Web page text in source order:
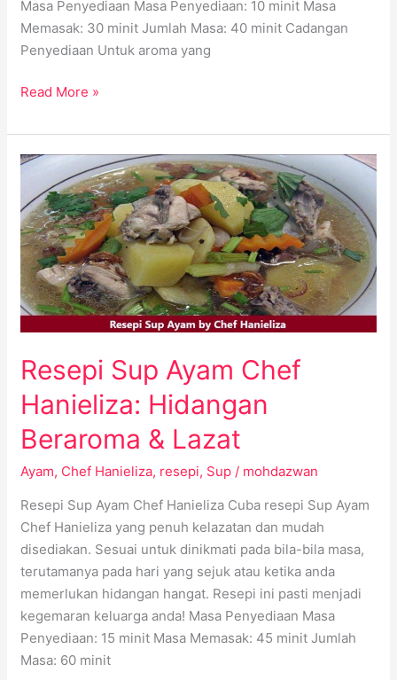
Masa Penyediaan Masa Penyediaan: 10 minit Masa
Memasak: 30 minit Jumlah Masa: 40 minit Cadangan
Penyediaan Untuk aroma yang
Read More »
Resepi Sup Ayam Chef
Hanieliza: Hidangan
Beraroma & Lazat
Ayam, Chef Hanieliza, resepi, Sup / mohdazwan
Resepi Sup Ayam Chef Hanieliza Cuba resepi Sup Ayam
Chef Hanieliza yang penuh kelazatan dan mudah
disediakan. Sesuai untuk dinikmati pada bila-bila masa,
terutamanya pada hari yang sejuk atau ketika anda
memerlukan hidangan hangat. Resepi ini pasti menjadi
kegemaran keluarga anda! Masa Penyediaan Masa
Penyediaan: 15 minit Masa Memasak: 45 minit Jumlah
Masa: 60 minit
Resepi
Sup
Ayam
Chef
Hanieliza:
Hidangan
Beraroma
&